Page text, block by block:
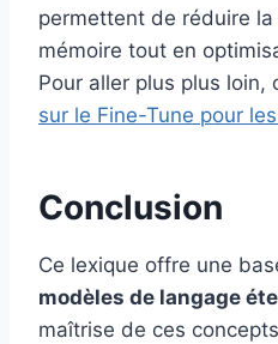
permettent de réduire
mémoire tout en
Pour aller plus plus loin,
sur le Fine-Tune pour
Conclusion
Ce lexique offre une
modèles de langage
maîtrise de ces